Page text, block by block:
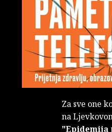
Za sve one
na
"Epidemija